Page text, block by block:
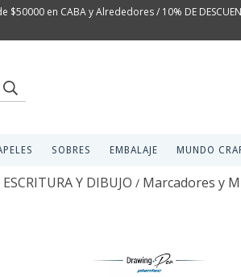
$50000 en CABA y Alrededores / 10% DE
SOBRES EMBALAJE MUNDO
ESCRITURA Y DIBUJO / Marcadores y